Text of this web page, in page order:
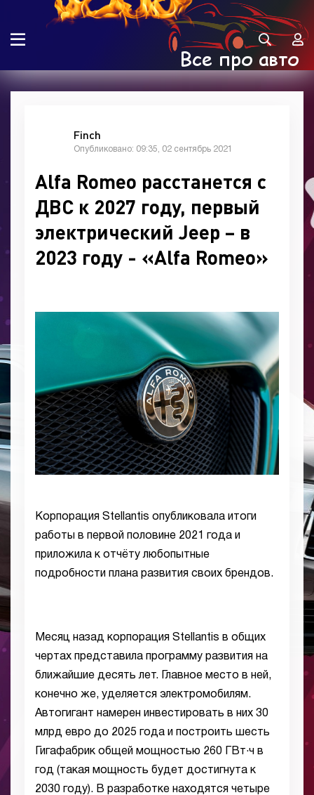
Finch
Опубликовано: 09:35, 02 сентябрь 2021
Alfa Romeo расстанется с
ДВС к 2027 году, первый
электрический Jeep – в
2023 году - «Alfa Romeo»
Корпорация Stellantis опубликовала итоги
работы в первой половине 2021 года и
приложила к отчёту любопытные
подробности плана развития своих брендов.
Месяц назад корпорация Stellantis в общих
чертах представила программу развития на
ближайшие десять лет. Главное место в ней,
конечно же, уделяется электромобилям.
Автогигант намерен инвестировать в них 30
млрд евро до 2025 года и построить шесть
Гигафабрик общей мощностью 260 ГВт·ч в
год (такая мощность будет достигнута к
2030 году). В разработке находятся четыре